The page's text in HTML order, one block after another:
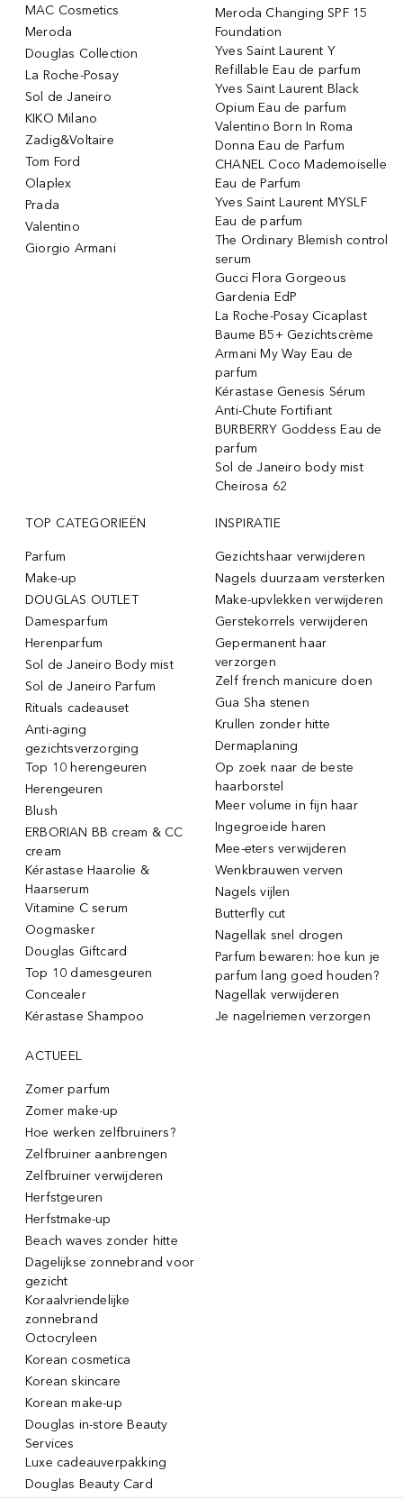
MAC Cosmetics
Meroda
Douglas Collection
La Roche-Posay
Sol de Janeiro
KIKO Milano
Zadig&Voltaire
Tom Ford
Olaplex
Prada
Valentino
Giorgio Armani
Meroda Changing SPF 15
Foundation
Yves Saint Laurent Y
Refillable Eau de parfum
Yves Saint Laurent Black
Opium Eau de parfum
Valentino Born In Roma
Donna Eau de Parfum
CHANEL Coco Mademoiselle
Eau de Parfum
Yves Saint Laurent MYSLF
Eau de parfum
The Ordinary Blemish control
serum
Gucci Flora Gorgeous
Gardenia EdP
La Roche-Posay Cicaplast
Baume B5+ Gezichtscrème
Armani My Way Eau de
parfum
Kérastase Genesis Sérum
Anti-Chute Fortifiant
BURBERRY Goddess Eau de
parfum
Sol de Janeiro body mist
Cheirosa 62
TOP CATEGORIEËN
Parfum
Make-up
DOUGLAS OUTLET
Damesparfum
Herenparfum
Sol de Janeiro Body mist
Sol de Janeiro Parfum
Rituals cadeauset
Anti-aging
gezichtsverzorging
Top 10 herengeuren
Herengeuren
Blush
ERBORIAN BB cream & CC
cream
Kérastase Haarolie &
Haarserum
Vitamine C serum
Oogmasker
Douglas Giftcard
Top 10 damesgeuren
Concealer
Kérastase Shampoo
INSPIRATIE
Gezichtshaar verwijderen
Nagels duurzaam versterken
Make-upvlekken verwijderen
Gerstekorrels verwijderen
Gepermanent haar
verzorgen
Zelf french manicure doen
Gua Sha stenen
Krullen zonder hitte
Dermaplaning
Op zoek naar de beste
haarborstel
Meer volume in fijn haar
Ingegroeide haren
Mee-eters verwijderen
Wenkbrauwen verven
Nagels vijlen
Butterfly cut
Nagellak snel drogen
Parfum bewaren: hoe kun je
parfum lang goed houden?
Nagellak verwijderen
Je nagelriemen verzorgen
ACTUEEL
Zomer parfum
Zomer make-up
Hoe werken zelfbruiners?
Zelfbruiner aanbrengen
Zelfbruiner verwijderen
Herfstgeuren
Herfstmake-up
Beach waves zonder hitte
Dagelijkse zonnebrand voor
gezicht
Koraalvriendelijke
zonnebrand
Octocryleen
Korean cosmetica
Korean skincare
Korean make-up
Douglas in-store Beauty
Services
Luxe cadeauverpakking
Douglas Beauty Card